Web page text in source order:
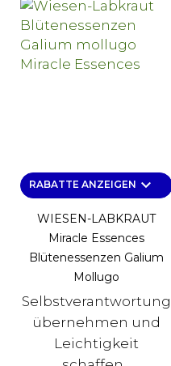
RABATTE ANZEIGEN keyboard_arrow_down
WIESEN-LABKRAUT
Miracle Essences
Blütenessenzen Galium
Mollugo
Selbstverantwortung
übernehmen und
Leichtigkeit